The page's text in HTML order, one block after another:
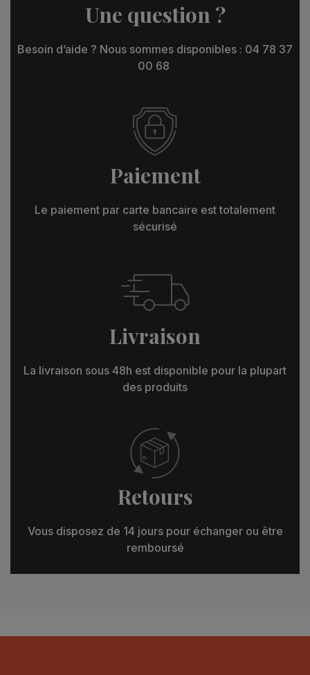
Une question ?
Besoin d’aide ? Nous sommes disponibles : 04 78 37
00 68
Paiement
Le paiement par carte bancaire est totalement
sécurisé
Livraison
La livraison sous 48h est disponible pour la plupart
des produits
Retours
Vous disposez de 14 jours pour échanger ou être
remboursé